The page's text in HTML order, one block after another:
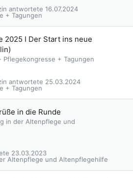
+ Tagungen
16.07.2024
2025 I Der Start ins neue
Pflegekongresse + Tagungen
+ Tagungen
25.03.2024
in die Runde
in der Altenpflege und
Altenpflege und Altenpflegehilfe
23.03.2023